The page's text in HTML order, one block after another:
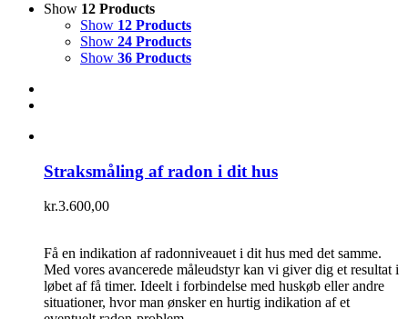
Show 12 Products
Show 12 Products
Show 24 Products
Show 36 Products
Straksmåling af radon i dit hus
kr.3.600,00
Få en indikation af radonniveauet i dit hus med det samme.
Med vores avancerede måleudstyr kan vi giver dig et resultat i
løbet af få timer. Ideelt i forbindelse med huskøb eller andre
situationer, hvor man ønsker en hurtig indikation af et